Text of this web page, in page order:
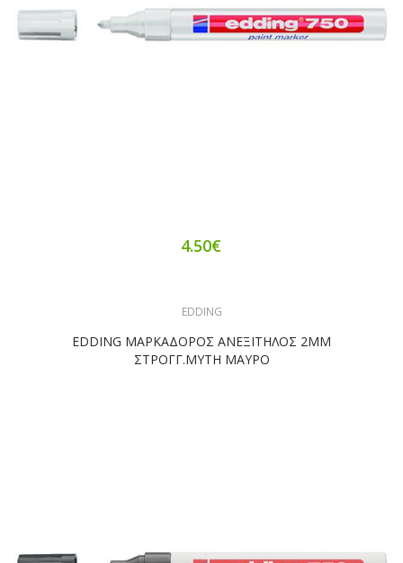
4.50€
EDDING
EDDING ΜΑΡΚΑΔΟΡΟΣ ΑΝΕΞΙΤΗΛΟΣ 2ΜΜ
ΣΤΡΟΓΓ.ΜΥΤΗ ΜΑΥΡΟ